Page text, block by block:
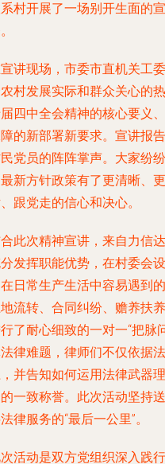
村开展了一场别开生面的
讲现场，市委市直机关工
村发展实际和群众关心的
四中全会精神的核心要义
的新部署新要求。宣讲报
党员的阵阵掌声。大家纷
新方针政策有了更清晰、
跟党走的信心和决心。
此次精神宣讲，来自力信
发挥职能优势，在村委会
日常生产生活中容易遇到
流转、合同纠纷、赡养扶
了耐心细致的一对一“把脉
律难题，律师们不仅依据
并告知如何运用法律武器
一致称誉。此次活动坚持
律服务的“最后一公里”。
活动是双方党组织深入践